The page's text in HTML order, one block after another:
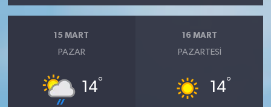
15 MART
PAZAR
14°
16 MART
PAZARTESI
14°